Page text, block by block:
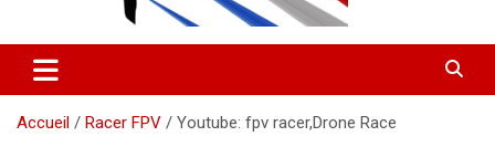
Accueil Racer FPV Youtube: fpv racer,Drone Race